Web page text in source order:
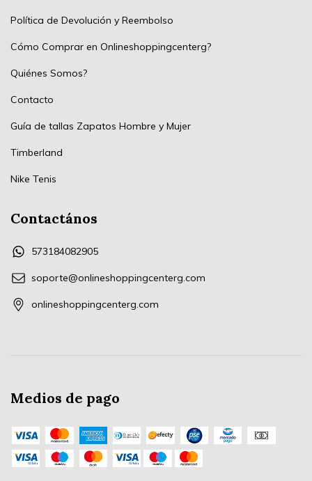
Política de Devolución y Reembolso
Cómo Comprar en Onlineshoppingcenterg?
Quiénes Somos?
Contacto
Guía de tallas Zapatos Hombre y Mujer
Timberland
Nike Tenis
Contactános
573184082905
soporte@onlineshoppingcenterg.com
onlineshoppingcenterg.com
Medios de pago